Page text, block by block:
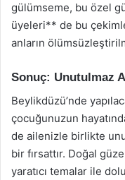
gülümseme, bu özel
üyeleri** de bu
anların
Sonuç: Unutulmaz
Beylikdüzü’nde
çocuğunuzun
de ailenizle birlikte
bir fırsattır. Doğal
yaratıcı temalar ile